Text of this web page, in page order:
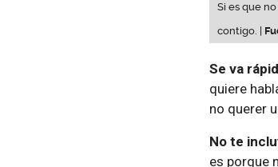
Si es que
contigo. |
Se va
quiere
no querer
No te
es porque